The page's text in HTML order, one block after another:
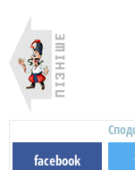
facebook